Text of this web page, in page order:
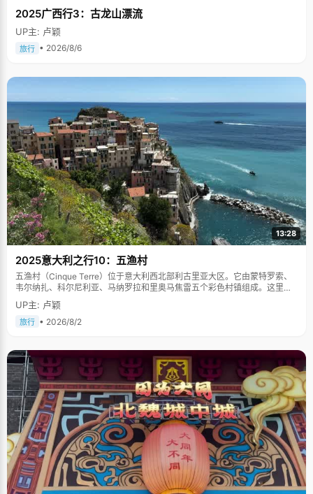
2025广西行3：古龙山漂流
UP主: 卢颖
旅行 • 2026/8/6
13:28
2025意大利之行10：五渔村
五渔村（Cinque Terre）位于意大利西北部利古里亚大区。它由蒙特罗索、
韦尔纳扎、科尔尼利亚、马纳罗拉和里奥马焦雷五个彩色村镇组成。这里依
山傍海，房屋色彩斑斓，1997年被列为世界文化遗产。
UP主: 卢颖
旅行 • 2026/8/2